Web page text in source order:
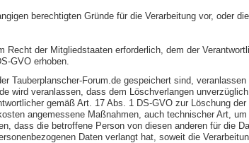
berechtigten Gründe für die Verarbeitung vor, oder
der Mitgliedstaaten erforderlich, dem der
GVO erhoben.
Tauberplanscher-Forum.de gespeichert sind,
wird veranlassen, dass dem Löschverlangen
gemäß Art. 17 Abs. 1 DS-GVO zur Löschung der
angemessene Maßnahmen, auch technischer Art, um
dass die betroffene Person von diesen anderen für die
Daten verlangt hat, soweit die